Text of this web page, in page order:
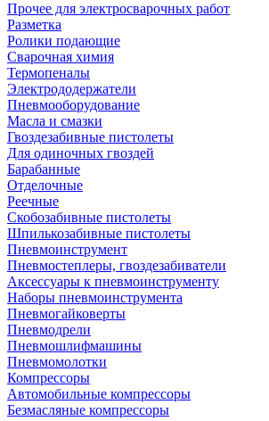
Прочее для электросварочных работ
Разметка
Ролики подающие
Сварочная химия
Термопеналы
Электрододержатели
Пневмооборудование
Масла и смазки
Гвоздезабивные пистолеты
Для одиночных гвоздей
Барабанные
Отделочные
Реечные
Скобозабивные пистолеты
Шпилькозабивные пистолеты
Пневмоинструмент
Пневмостеплеры, гвоздезабиватели
Аксессуары к пневмоинструменту
Наборы пневмоинструмента
Пневмогайковерты
Пневмодрели
Пневмошлифмашины
Пневмомолотки
Компрессоры
Автомобильные компрессоры
Безмасляные компрессоры